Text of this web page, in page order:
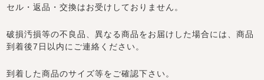
セル・返品・交換はお受けしておりません。
破損汚損等の不良品、異なる商品をお届けした場合には、商品
到着後7日以内にご連絡ください。
到着した商品のサイズ等をご確認下さい。